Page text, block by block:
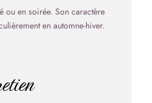
ou en soirée. Son caractère
en automne-hiver.